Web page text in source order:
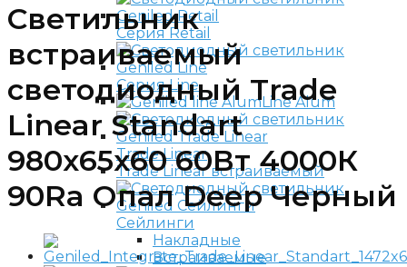
Серия Retail
Серия Line
Line Alum
Trade Linear
Trade Linear встраиваемый
Сейлинги
Накладные
Встраиваемые
Светильник
встраиваемый
светодиодный Trade
Linear Standart
980x65x60 60Вт 4000К
90Ra Опал Deep Черный